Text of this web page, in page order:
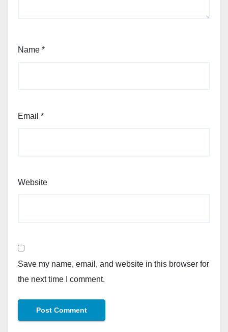
Name *
Email *
Website
Save my name, email, and website in this browser for
the next time I comment.